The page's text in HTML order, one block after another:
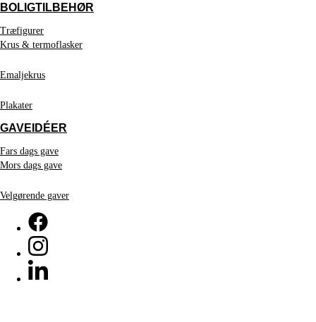
BOLIGTILBEHØR
Træfigurer
Krus & termoflasker
Emaljekrus
Plakater
GAVEIDÉER
Fars dags gave
Mors dags gave
Velgørende gaver